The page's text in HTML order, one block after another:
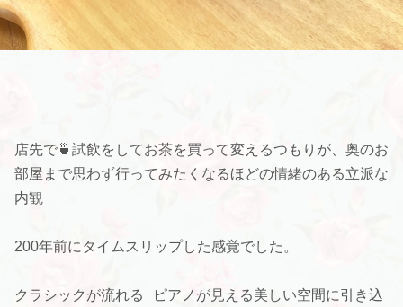
店先で🍵試飲をしてお茶を買って変えるつもりが、奥のお
部屋まで思わず行ってみたくなるほどの情緒のある立派な
内観
200年前にタイムスリップした感覚でした。
クラシックが流れる ピアノが見える美しい空間に引き込